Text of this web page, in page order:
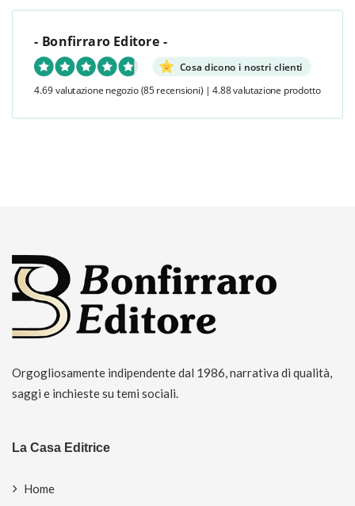
- Bonfirraro Editore -
Cosa dicono i nostri clienti
4.69 valutazione negozio (85 recensioni) | 4.88 valutazione prodotto
Orgogliosamente indipendente dal 1986, narrativa di qualità,
saggi e inchieste su temi sociali.
La Casa Editrice
Home